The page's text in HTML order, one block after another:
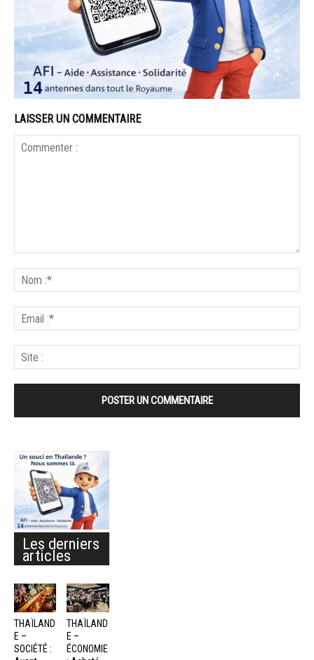
LAISSER UN COMMENTAIRE
Les derniers
articles
THAÏLAND
E –
SOCIÉTÉ :
THAÏLAND
E –
ÉCONOMIE